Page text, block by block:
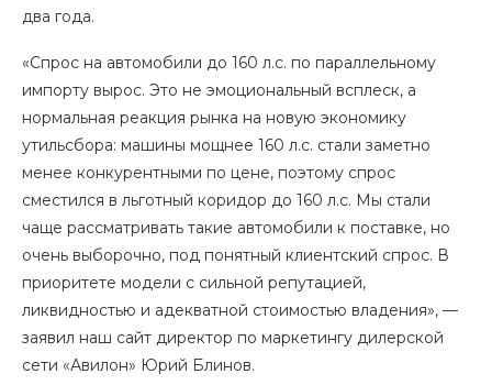
два года.
«Спрос на автомобили до 160 л.с. по параллельному
импорту вырос. Это не эмоциональный всплеск, а
нормальная реакция рынка на новую экономику
утильсбора: машины мощнее 160 л.с. стали заметно
менее конкурентными по цене, поэтому спрос
сместился в льготный коридор до 160 л.с. Мы стали
чаще рассматривать такие автомобили к поставке, но
очень выборочно, под понятный клиентский спрос. В
приоритете модели с сильной репутацией,
ликвидностью и адекватной стоимостью владения», —
заявил наш сайт директор по маркетингу дилерской
сети «Авилон» Юрий Блинов.